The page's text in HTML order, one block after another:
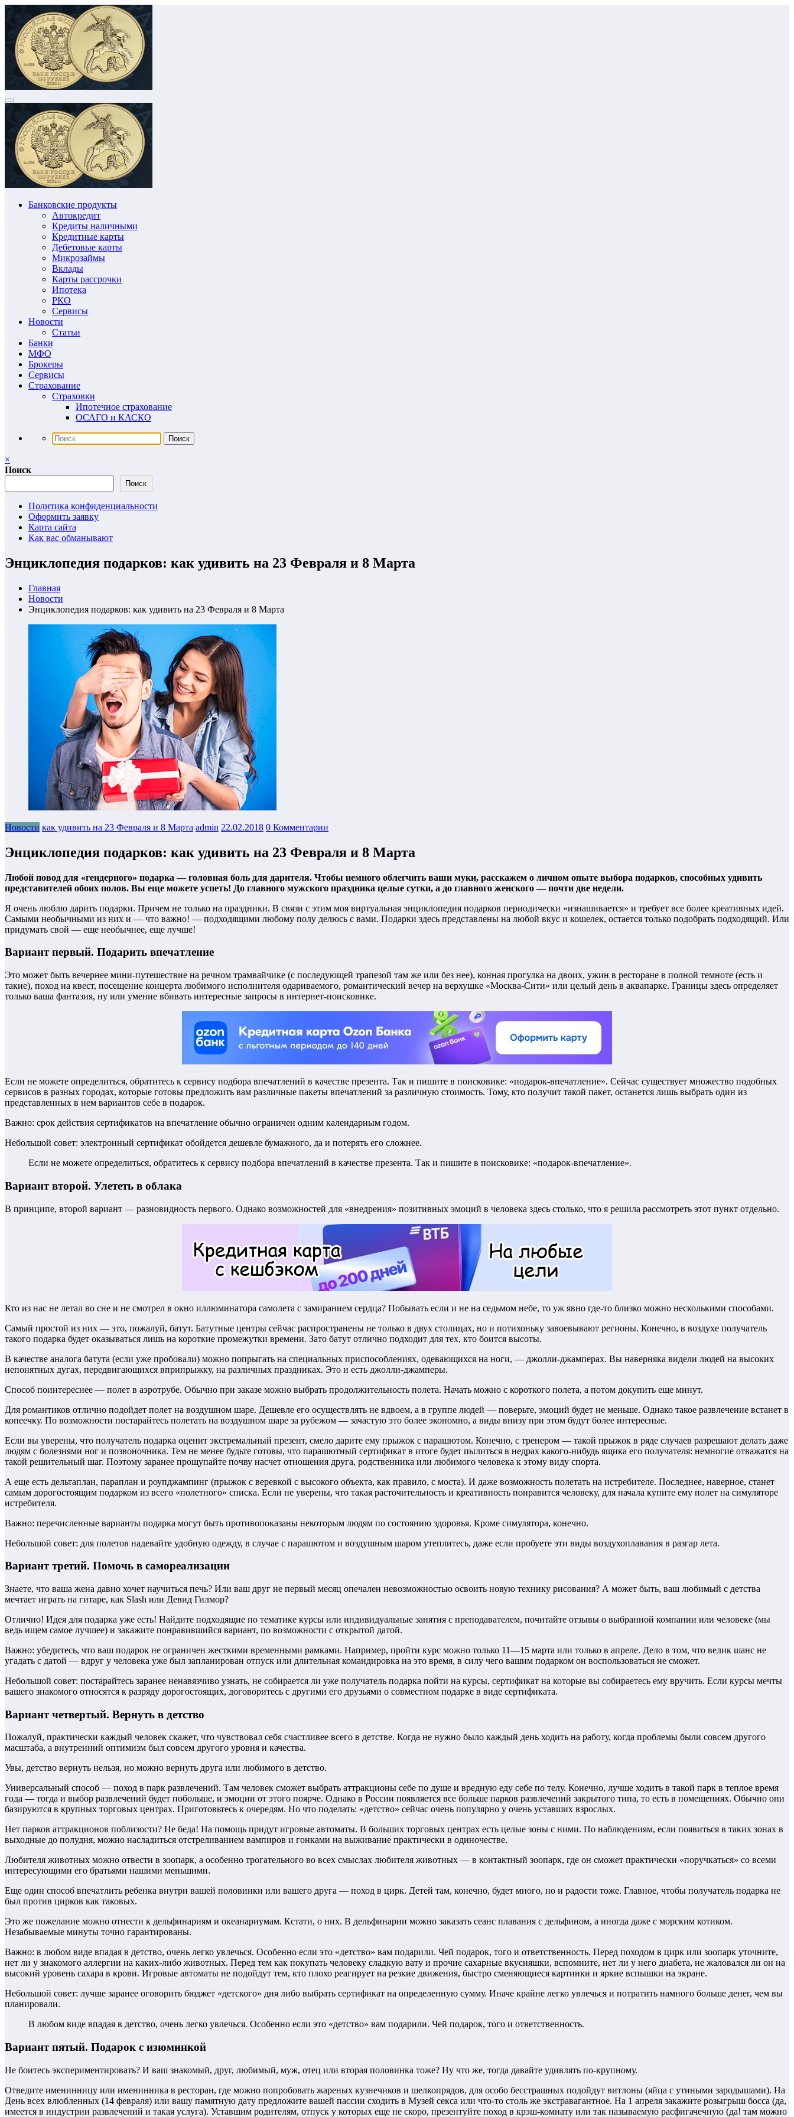
содержимому
Банковские продукты
Автокредит
Кредиты наличными
Кредитные карты
Дебетовые карты
Микрозаймы
Вклады
Карты рассрочки
Ипотека
РКО
Сервисы
Новости
Статьи
Банки
МФО
Брокеры
Сервисы
Страхование
Страховки
Ипотечное страхование
ОСАГО и КАСКО
×
Поиск
Поиск
Политика конфиденциальности
Оформить заявку
Карта сайта
Как вас обманывают
Энциклопедия подарков: как удивить на 23 Февраля и 8 Марта
Главная
Новости
Энциклопедия подарков: как удивить на 23 Февраля и 8 Марта
Новости как удивить на 23 Февраля и 8 Марта admin 22.02.2018 0 Комментарии
Энциклопедия подарков: как удивить на 23 Февраля и 8 Марта
Любой повод для «гендерного» подарка — головная боль для дарителя. Чтобы немного облегчить ваши муки, расскажем о личном опыте выбора подарков, способных удивить
представителей обоих полов. Вы еще можете успеть! До главного мужского праздника целые сутки, а до главного женского — почти две недели.
Я очень люблю дарить подарки. Причем не только на праздники. В связи с этим моя виртуальная энциклопедия подарков периодически «изнашивается» и требует все более креативных идей.
Самыми необычными из них и — что важно! — подходящими любому полу делюсь с вами. Подарки здесь представлены на любой вкус и кошелек, остается только подобрать подходящий. Или
придумать свой — еще необычнее, еще лучше!
Вариант первый. Подарить впечатление
Это может быть вечернее мини-путешествие на речном трамвайчике (с последующей трапезой там же или без нее), конная прогулка на двоих, ужин в ресторане в полной темноте (есть и
такие), поход на квест, посещение концерта любимого исполнителя одариваемого, романтический вечер на верхушке «Москва-Сити» или целый день в аквапарке. Границы здесь определяет
только ваша фантазия, ну или умение вбивать интересные запросы в интернет-поисковике.
Если не можете определиться, обратитесь к сервису подбора впечатлений в качестве презента. Так и пишите в поисковике: «подарок-впечатление». Сейчас существует множество подобных
сервисов в разных городах, которые готовы предложить вам различные пакеты впечатлений за различную стоимость. Тому, кто получит такой пакет, останется лишь выбрать один из
представленных в нем вариантов себе в подарок.
Важно: срок действия сертификатов на впечатление обычно ограничен одним календарным годом.
Небольшой совет: электронный сертификат обойдется дешевле бумажного, да и потерять его сложнее.
Если не можете определиться, обратитесь к сервису подбора впечатлений в качестве презента. Так и пишите в поисковике: «подарок-впечатление».
Вариант второй. Улететь в облака
В принципе, второй вариант — разновидность первого. Однако возможностей для «внедрения» позитивных эмоций в человека здесь столько, что я решила рассмотреть этот пункт отдельно.
Кто из нас не летал во сне и не смотрел в окно иллюминатора самолета с замиранием сердца? Побывать если и не на седьмом небе, то уж явно где-то близко можно несколькими способами.
Самый простой из них — это, пожалуй, батут. Батутные центры сейчас распространены не только в двух столицах, но и потихоньку завоевывают регионы. Конечно, в воздухе получатель
такого подарка будет оказываться лишь на короткие промежутки времени. Зато батут отлично подходит для тех, кто боится высоты.
В качестве аналога батута (если уже пробовали) можно попрыгать на специальных приспособлениях, одевающихся на ноги, — джолли-джамперах. Вы наверняка видели людей на высоких
непонятных дугах, передвигающихся вприпрыжку, на различных праздниках. Это и есть джолли-джамперы.
Способ поинтереснее — полет в аэротрубе. Обычно при заказе можно выбрать продолжительность полета. Начать можно с короткого полета, а потом докупить еще минут.
Для романтиков отлично подойдет полет на воздушном шаре. Дешевле его осуществлять не вдвоем, а в группе людей — поверьте, эмоций будет не меньше. Однако такое развлечение встанет в
копеечку. По возможности постарайтесь полетать на воздушном шаре за рубежом — зачастую это более экономно, а виды внизу при этом будут более интересные.
Если вы уверены, что получатель подарка оценит экстремальный презент, смело дарите ему прыжок с парашютом. Конечно, с тренером — такой прыжок в ряде случаев разрешают делать даже
людям с болезнями ног и позвоночника. Тем не менее будьте готовы, что парашютный сертификат в итоге будет пылиться в недрах какого-нибудь ящика его получателя: немногие отважатся на
такой решительный шаг. Поэтому заранее прощупайте почву насчет отношения друга, родственника или любимого человека к этому виду спорта.
А еще есть дельтаплан, параплан и роупджампинг (прыжок с веревкой с высокого объекта, как правило, с моста). И даже возможность полетать на истребителе. Последнее, наверное, станет
самым дорогостоящим подарком из всего «полетного» списка. Если не уверены, что такая расточительность и креативность понравится человеку, для начала купите ему полет на симуляторе
истребителя.
Важно: перечисленные варианты подарка могут быть противопоказаны некоторым людям по состоянию здоровья. Кроме симулятора, конечно.
Небольшой совет: для полетов надевайте удобную одежду, в случае с парашютом и воздушным шаром утеплитесь, даже если пробуете эти виды воздухоплавания в разгар лета.
Вариант третий. Помочь в самореализации
Знаете, что ваша жена давно хочет научиться печь? Или ваш друг не первый месяц опечален невозможностью освоить новую технику рисования? А может быть, ваш любимый с детства
мечтает играть на гитаре, как Slash или Девид Гилмор?
Отлично! Идея для подарка уже есть! Найдите подходящие по тематике курсы или индивидуальные занятия с преподавателем, почитайте отзывы о выбранной компании или человеке (мы
ведь ищем самое лучшее) и закажите понравившийся вариант, по возможности с открытой датой.
Важно: убедитесь, что ваш подарок не ограничен жесткими временными рамками. Например, пройти курс можно только 11—15 марта или только в апреле. Дело в том, что велик шанс не
угадать с датой — вдруг у человека уже был запланирован отпуск или длительная командировка на это время, в силу чего вашим подарком он воспользоваться не сможет.
Небольшой совет: постарайтесь заранее ненавязчиво узнать, не собирается ли уже получатель подарка пойти на курсы, сертификат на которые вы собираетесь ему вручить. Если курсы мечты
вашего знакомого относятся к разряду дорогостоящих, договоритесь с другими его друзьями о совместном подарке в виде сертификата.
Вариант четвертый. Вернуть в детство
Пожалуй, практически каждый человек скажет, что чувствовал себя счастливее всего в детстве. Когда не нужно было каждый день ходить на работу, когда проблемы были совсем другого
масштаба, а внутренний оптимизм был совсем другого уровня и качества.
Увы, детство вернуть нельзя, но можно вернуть друга или любимого в детство.
Универсальный способ — поход в парк развлечений. Там человек сможет выбрать аттракционы себе по душе и вредную еду себе по телу. Конечно, лучше ходить в такой парк в теплое время
года — тогда и выбор развлечений будет побольше, и эмоции от этого поярче. Однако в России появляется все больше парков развлечений закрытого типа, то есть в помещениях. Обычно они
базируются в крупных торговых центрах. Приготовьтесь к очередям. Но что поделать: «детство» сейчас очень популярно у очень уставших взрослых.
Нет парков аттракционов поблизости? Не беда! На помощь придут игровые автоматы. В больших торговых центрах есть целые зоны с ними. По наблюдениям, если появиться в таких зонах в
выходные до полудня, можно насладиться отстреливанием вампиров и гонками на выживание практически в одиночестве.
Любителя животных можно отвести в зоопарк, а особенно трогательного во всех смыслах любителя животных — в контактный зоопарк, где он сможет практически «поручкаться» со всеми
интересующими его братьями нашими меньшими.
Еще один способ впечатлить ребенка внутри вашей половинки или вашего друга — поход в цирк. Детей там, конечно, будет много, но и радости тоже. Главное, чтобы получатель подарка не
был против цирков как таковых.
Это же пожелание можно отнести к дельфинариям и океанариумам. Кстати, о них. В дельфинарии можно заказать сеанс плавания с дельфином, а иногда даже с морским котиком.
Незабываемые минуты точно гарантированы.
Важно: в любом виде впадая в детство, очень легко увлечься. Особенно если это «детство» вам подарили. Чей подарок, того и ответственность. Перед походом в цирк или зоопарк уточните,
нет ли у знакомого аллергии на каких-либо животных. Перед тем как покупать человеку сладкую вату и прочие сахарные вкусняшки, вспомните, нет ли у него диабета, не жаловался ли он на
высокий уровень сахара в крови. Игровые автоматы не подойдут тем, кто плохо реагирует на резкие движения, быстро сменяющиеся картинки и яркие вспышки на экране.
Небольшой совет: лучше заранее оговорить бюджет «детского» дня либо выбрать сертификат на определенную сумму. Иначе крайне легко увлечься и потратить намного больше денег, чем вы
планировали.
В любом виде впадая в детство, очень легко увлечься. Особенно если это «детство» вам подарили. Чей подарок, того и ответственность.
Вариант пятый. Подарок с изюминкой
Не боитесь экспериментировать? И ваш знакомый, друг, любимый, муж, отец или вторая половинка тоже? Ну что же, тогда давайте удивлять по-крупному.
Отведите именинницу или именинника в ресторан, где можно попробовать жареных кузнечиков и шелкопрядов, для особо бесстрашных подойдут витлоны (яйца с утиными зародышами). На
День всех влюбленных (14 февраля) или вашу памятную дату предложите вашей пассии сходить в Музей секса или что-то столь же экстравагантное. На 1 апреля закажите розыгрыш босса (да,
имеется в индустрии развлечений и такая услуга). Уставшим родителям, отпуск у которых еще не скоро, презентуйте поход в крэш-комнату или так называемую расфигачечную (да! там можно